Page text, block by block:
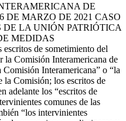
DE
DE MARZO DE 2021 CASO
LA UNIÓN PATRIÓTICA
MEDIDAS
de sometimiento del
la Comisión Interamericana de
Interamericana” o “la
Comisión; los escritos de
adelante los “escritos de
comunes de las
“los intervinientes